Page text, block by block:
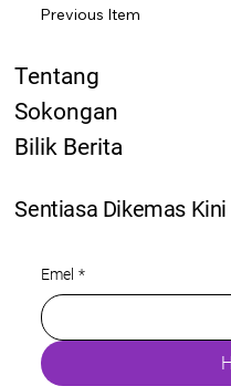
Previous Item
Tentang
Sokongan
Bilik Berita
Sentiasa Dikemas Kini
Emel *